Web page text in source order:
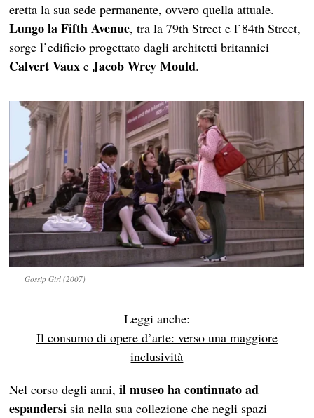
eretta la sua sede permanente, ovvero quella attuale.
Lungo la Fifth Avenue, tra la 79th Street e l’84th Street,
sorge l’edificio progettato dagli architetti britannici
Calvert Vaux eJacob Wrey Mould.
Gossip Girl (2007)
Leggi anche:
Il consumo di opere d’arte: verso una maggiore
inclusività
Nel corso degli anni,il museo ha continuato ad
espandersi sia nella sua collezione che negli spazi